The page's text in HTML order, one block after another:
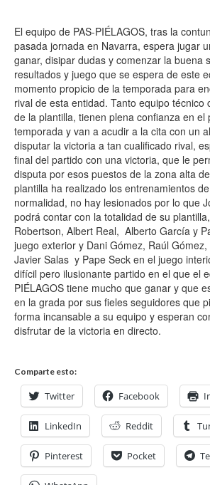
El equipo de PAS-PIÉLAGOS, tras la
pasada jornada en Navarra, espera jugar
ganar, disipar dudas y comenzar la buena
resultados y juego que se espera de este
momento propicio de la temporada para
rival de esta entidad. Tanto equipo técnico
de la plantilla, tienen plena confianza en el
temporada y van a acudir a la cita con un
disputar la victoria a tan cualificado rival,
final del partido con una victoria, que le
disputa por esos puestos de la zona alta
plantilla ha realizado los entrenamientos
normalidad, no hay lesionados por lo que
podrá contar con la totalidad de su
Robertson, Albert Real, Alberto García y
juego exterior y Dani Gómez, Raúl
Javier Salas y Pape Seck en el juego
difícil pero ilusionante partido en el que el
PIÉLAGOS tiene mucho que ganar y que
en la grada por sus fieles seguidores que
forma incansable a su equipo y esperan
disfrutar de la victoria en directo.
Comparte esto:
Twitter Facebook
LinkedIn Reddit
Pinterest Pocket